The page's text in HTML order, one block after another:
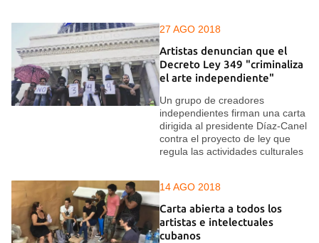
27 AGO 2018
Artistas denuncian que el
Decreto Ley 349 "criminaliza
el arte independiente"
Un grupo de creadores
independientes firman una carta
dirigida al presidente Díaz-Canel
contra el proyecto de ley que
regula las actividades culturales
14 AGO 2018
Carta abierta a todos los
artistas e intelectuales
cubanos